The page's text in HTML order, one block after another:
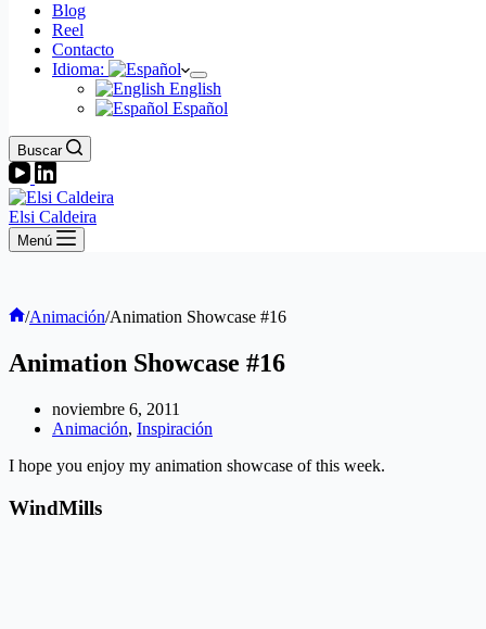
Blog
Reel
Contacto
Idioma:
English
Español
Buscar
Elsi Caldeira
Menú
Inicio
/Animación/Animation Showcase #16
Animation Showcase #16
noviembre 6, 2011
Animación, Inspiración
I hope you enjoy my animation showcase of this week.
WindMills